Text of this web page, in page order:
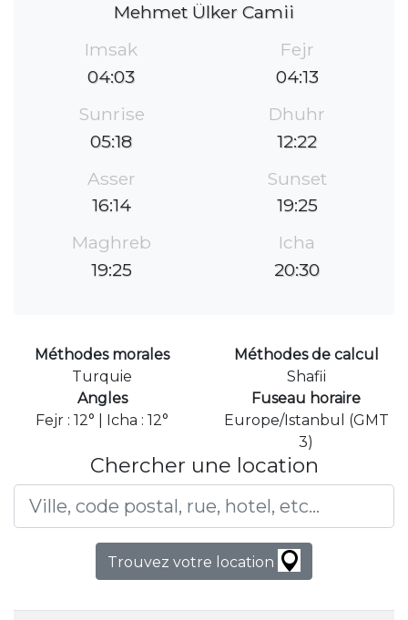
Mehmet Ülker Camii
Imsak
04:03
Fejr
04:13
Sunrise
05:18
Dhuhr
12:22
Asser
16:14
Sunset
19:25
Maghreb
19:25
Icha
20:30
Méthodes morales
Turquie
Méthodes de calcul
Shafii
Angles
Fejr : 12° | Icha : 12°
Fuseau horaire
Europe/Istanbul (GMT
3)
Chercher une location
Trouvez votre location